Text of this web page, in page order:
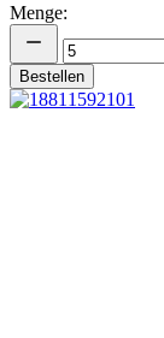
Menge:
Bestellen